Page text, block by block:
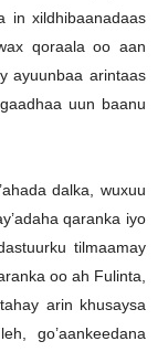
in xildhibaanadaas
qoraala oo aan
ayuunbaa arintaas
uun baanu
dalka, wuxuu
qaranka iyo
tilmaamay
oo ah Fulinta,
arin khusaysa
go’aankeedana